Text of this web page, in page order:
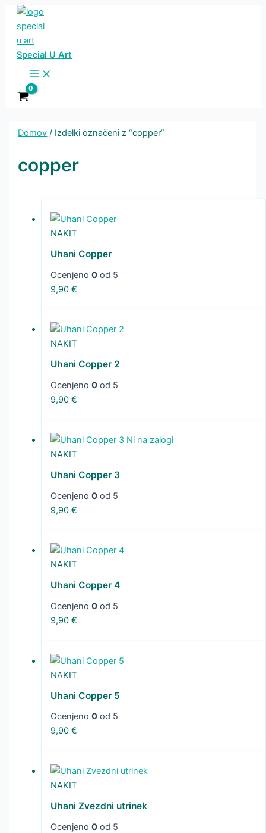
Skip
content
Special U Art
Main
Menu
Domov / Izdelki označeni z “copper”
copper
NAKIT
Uhani Copper
Ocenjeno0 od 5
9,90€
NAKIT
Uhani Copper 2
Ocenjeno0 od 5
9,90€
Ni na zalogi
NAKIT
Uhani Copper 3
Ocenjeno0 od 5
9,90€
NAKIT
Uhani Copper 4
Ocenjeno0 od 5
9,90€
NAKIT
Uhani Copper 5
Ocenjeno0 od 5
9,90€
NAKIT
Uhani Zvezdni utrinek
Ocenjeno0 od 5